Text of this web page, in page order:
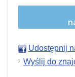
Udostępnij
Wyślij do